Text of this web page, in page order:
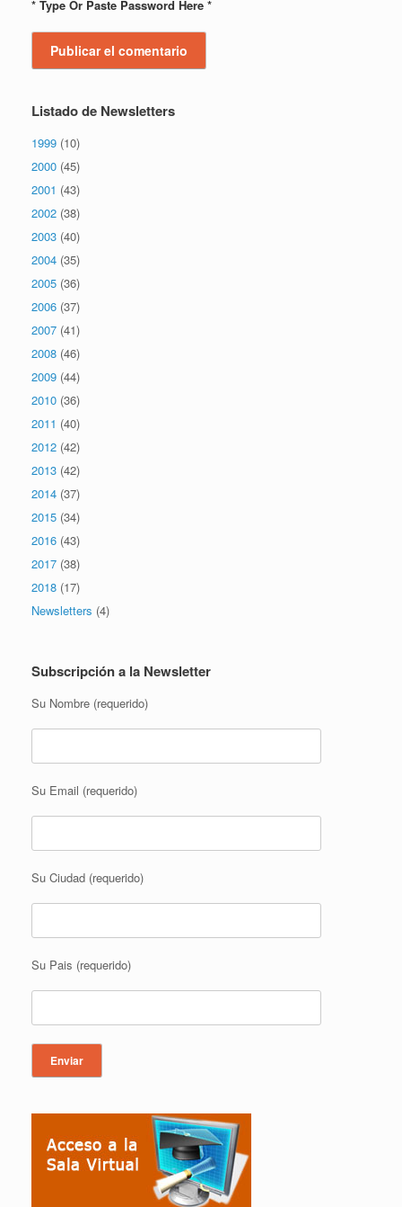
* Type Or Paste Password Here *
Listado de Newsletters
1999 (10)
2000 (45)
2001 (43)
2002 (38)
2003 (40)
2004 (35)
2005 (36)
2006 (37)
2007 (41)
2008 (46)
2009 (44)
2010 (36)
2011 (40)
2012 (42)
2013 (42)
2014 (37)
2015 (34)
2016 (43)
2017 (38)
2018 (17)
Newsletters (4)
Subscripción a la Newsletter
Su Nombre (requerido)
Su Email (requerido)
Su Ciudad (requerido)
Su Pais (requerido)